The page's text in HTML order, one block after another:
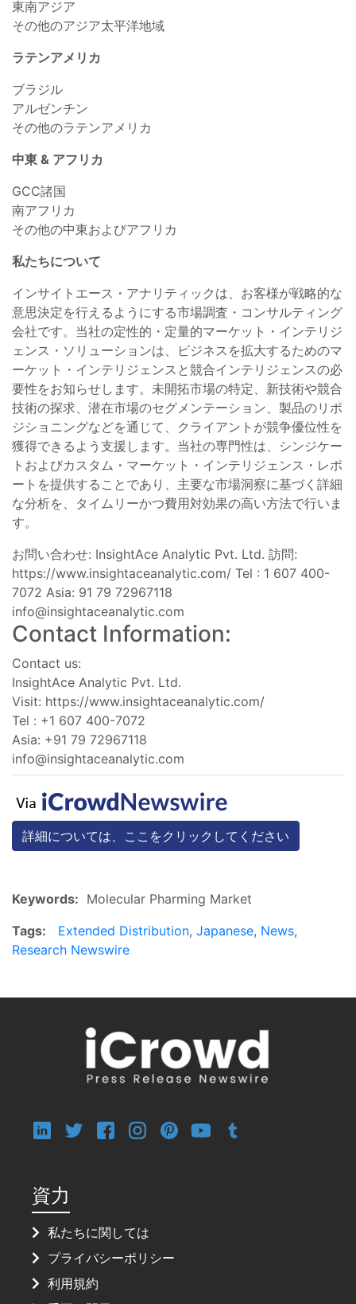
東南アジア
その他のアジア太平洋地域
ラテンアメリカ
ブラジル
アルゼンチン
その他のラテンアメリカ
中東 & アフリカ
GCC諸国
南アフリカ
その他の中東およびアフリカ
私たちについて
インサイトエース・アナリティックは、お客様が戦略的な
意思決定を行えるようにする市場調査・コンサルティング
会社です。当社の定性的・定量的マーケット・インテリジ
ェンス・ソリューションは、ビジネスを拡大するためのマ
ーケット・インテリジェンスと競合インテリジェンスの必
要性をお知らせします。未開拓市場の特定、新技術や競合
技術の探求、潜在市場のセグメンテーション、製品のリポ
ジショニングなどを通じて、クライアントが競争優位性を
獲得できるよう支援します。当社の専門性は、シンジケー
トおよびカスタム・マーケット・インテリジェンス・レポ
ートを提供することであり、主要な市場洞察に基づく詳細
な分析を、タイムリーかつ費用対効果の高い方法で行いま
す。
お問い合わせ: InsightAce Analytic Pvt. Ltd. 訪問:
https://www.insightaceanalytic.com/ Tel : 1 607 400-
7072 Asia: 91 79 72967118
info@insightaceanalytic.com
Contact Information:
Contact us:
InsightAce Analytic Pvt. Ltd.
Visit: https://www.insightaceanalytic.com/
Tel : +1 607 400-7072
Asia: +91 79 72967118
info@insightaceanalytic.com
詳細については、ここをクリックしてください
Keywords: Molecular Pharming Market
Tags:
Extended Distribution, Japanese, News,
Research Newswire
資力
私たちに関しては
プライバシーポリシー
利用規約